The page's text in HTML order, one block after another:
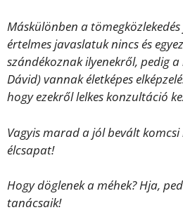
Máskülönben a tömegközlekedés
értelmes javaslatuk nincs és
szándékoznak ilyenekről, pedig
Dávid) vannak életképes
hogy ezekről lelkes konzultáció
Vagyis marad a jól bevált
élcsapat!
Hogy döglenek a méhek? Hja,
tanácsaik!